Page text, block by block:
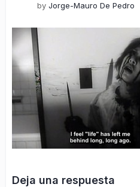
by Jorge-Mauro De Pedro
Deja una respuesta